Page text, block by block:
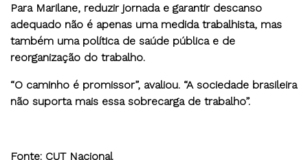
Para Marilane, reduzir jornada e garantir descanso
adequado não é apenas uma medida trabalhista, mas
também uma política de saúde pública e de
reorganização do trabalho.
“O caminho é promissor”, avaliou. “A sociedade brasileira
não suporta mais essa sobrecarga de trabalho”.
Fonte: CUT Nacional